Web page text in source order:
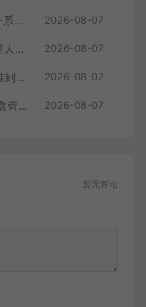
（19751期）Agent AI智能体零到一系统课；零基础也能学会自动化实战，从核心概念到Coze工作流搭建完整覆盖 2026-08-07
（19752期）付费文章：什么样的男人最让女人无法抵抗？ 2026-08-07
（19751期）付费文章：分享10条准到可怕的识人术术，希望能帮到大家。 2026-08-07
（19750期）Windows 超轻量的C盘管家！超级有特点，支持磁盘分析及清理提醒，2M大小体积，完全免费 C盘管家 2026-08-07
暂无评论